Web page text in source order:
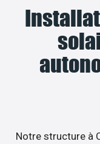
Notre structure à